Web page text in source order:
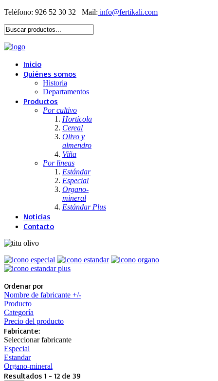
Teléfono: 926 52 30 32 Mail:
Inicio
Quiénes somos
Historia
Departamentos
Productos
Por cultivo
Hortícola
Cereal
Olivo y
almendro
Viña
Por lineas
Estándar
Especial
Organo-
mineral
Estándar Plus
Noticias
Contacto
Ordenar por
Nombre de fabricante +/-
Producto
Categoría
Precio del producto
Fabricante:
Seleccionar fabricante
Especial
Estandar
Organo-mineral
Resultados 1 - 12 de 39